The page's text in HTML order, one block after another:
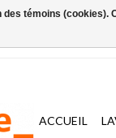
ACCUEIL
témoins